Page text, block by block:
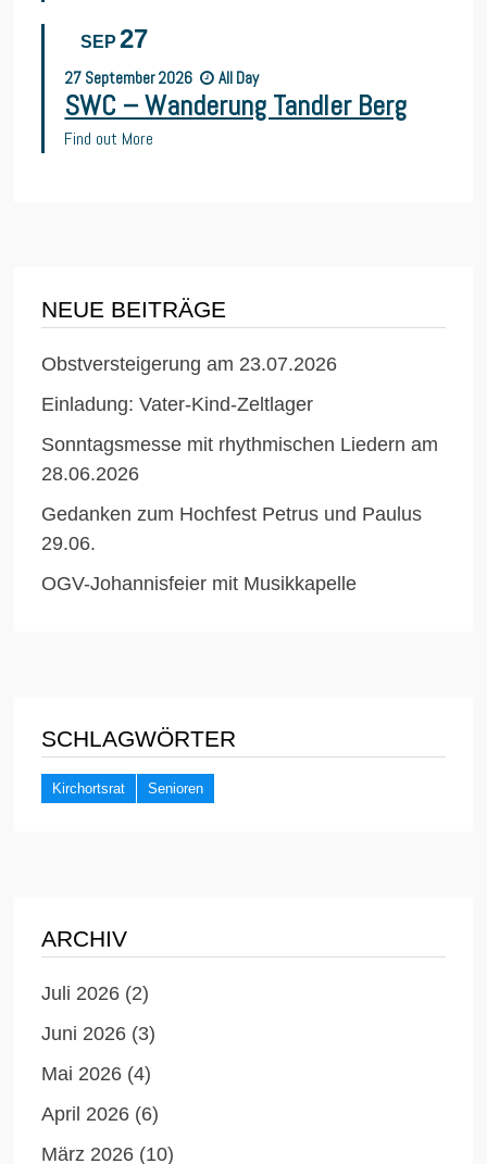
SEP 27
27 September2026 All Day
SWC – Wanderung Tandler Berg
Find out More
NEUE BEITRÄGE
Obstversteigerung am 23.07.2026
Einladung: Vater-Kind-Zeltlager
Sonntagsmesse mit rhythmischen Liedern am
28.06.2026
Gedanken zum Hochfest Petrus und Paulus
29.06.
OGV-Johannisfeier mit Musikkapelle
SCHLAGWÖRTER
Kirchortsrat Senioren
ARCHIV
Juli 2026 (2)
Juni 2026 (3)
Mai 2026 (4)
April 2026 (6)
März 2026 (10)